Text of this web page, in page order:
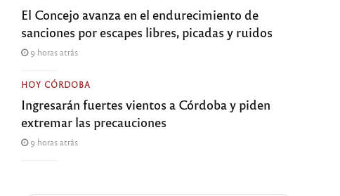
El Concejo avanza en el endurecimiento de
sanciones por escapes libres, picadas y ruidos
9 horas atrás
HOY CÓRDOBA
Ingresarán fuertes vientos a Córdoba y piden
extremar las precauciones
9 horas atrás